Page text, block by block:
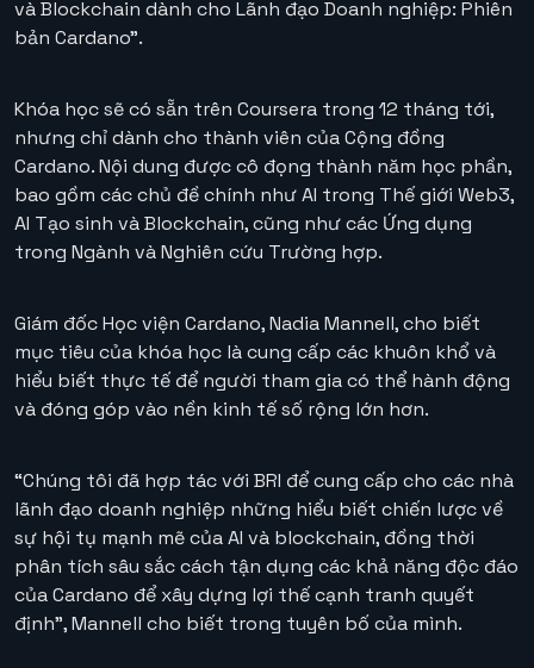
và Blockchain dành cho Lãnh đạo Doanh nghiệp: Phiên
bản Cardano”.
Khóa học sẽ có sẵn trên Coursera trong 12 tháng tới,
nhưng chỉ dành cho thành viên của Cộng đồng
Cardano. Nội dung được cô đọng thành năm học phần,
bao gồm các chủ đề chính như AI trong Thế giới Web3,
AI Tạo sinh và Blockchain, cũng như các Ứng dụng
trong Ngành và Nghiên cứu Trường hợp.
Giám đốc Học viện Cardano, Nadia Mannell, cho biết
mục tiêu của khóa học là cung cấp các khuôn khổ và
hiểu biết thực tế để người tham gia có thể hành động
và đóng góp vào nền kinh tế số rộng lớn hơn.
“Chúng tôi đã hợp tác với BRI để cung cấp cho các nhà
lãnh đạo doanh nghiệp những hiểu biết chiến lược về
sự hội tụ mạnh mẽ của AI và blockchain, đồng thời
phân tích sâu sắc cách tận dụng các khả năng độc đáo
của Cardano để xây dựng lợi thế cạnh tranh quyết
định”, Mannell cho biết trong tuyên bố của mình.